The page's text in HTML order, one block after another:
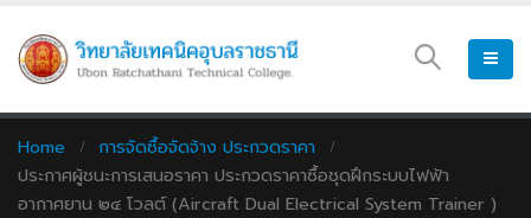
Home
การจัดซื้อจัดจ้าง ประกวดราคา
ประกาศผู้ชนะการเสนอราคา ประกวดราคาซื้อชุดฝึกระบบไฟฟ้า
อากาศยาน ๒๔ โวลต์ (Aircraft Dual Electrical System Trainer )